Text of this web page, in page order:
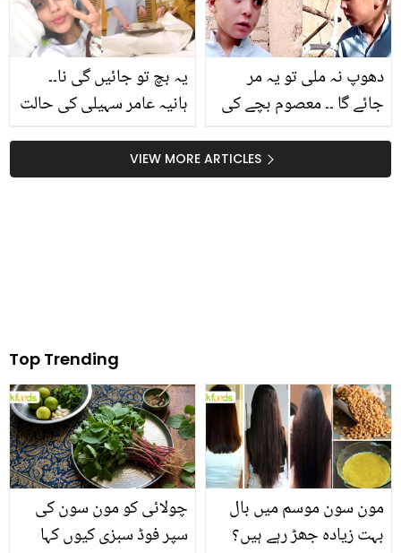
یہ بچ تو جائیں گی نا۔۔
ہانیہ عامر سہیلی کی حالت
یشما گل کو کیا بیماری ہے؟
دیکھیں ویڈیو
دھوپ نہ ملی تو یہ مر
جائے گا ۔۔ معصوم بچے کی
سب کو سوچنے پر مجبور
کردے
VIEW MORE ARTICLES
Top Trending
چولائی کو مون سون کی
سپر فوڈ سبزی کیوں کہا
مون سون موسم میں بال
بہت زیادہ جھڑ رہے ہیں؟